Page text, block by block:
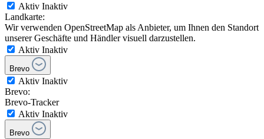
Aktiv Inaktiv
Landkarte:
Wir verwenden OpenStreetMap als Anbieter, um Ihnen den Standort
unserer Geschäfte und Händler visuell darzustellen.
Aktiv Inaktiv
Brevo
Aktiv Inaktiv
Brevo:
Brevo-Tracker
Aktiv Inaktiv
Brevo